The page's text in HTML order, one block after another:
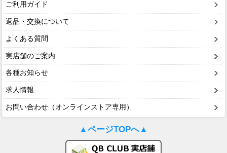
ご利用ガイド
返品・交換について
よくある質問
実店舗のご案内
各種お知らせ
求人情報
お問い合わせ（オンラインストア専用）
▲ページTOPへ▲